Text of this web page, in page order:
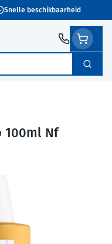
Snelle beschikbaarheid
Zoek
100ml Nf